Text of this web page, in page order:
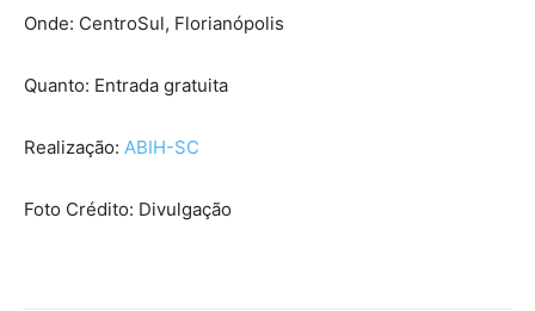
Onde: CentroSul, Florianópolis
Quanto: Entrada gratuita
Realização: ABIH-SC
Foto Crédito: Divulgação